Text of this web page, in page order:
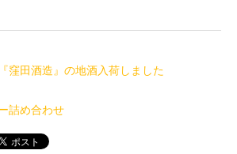
窪田酒造』の地酒入荷しました
詰め合わせ